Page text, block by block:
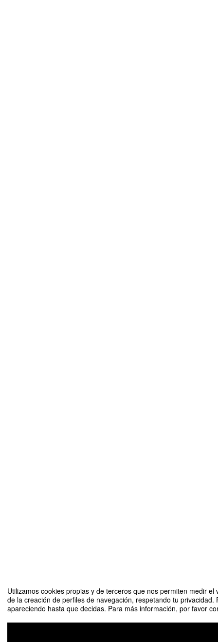
Utilizamos cookies propias y de terceros que nos permiten medir
de la creación de perfiles de navegación, respetando tu
apareciendo hasta que decidas. Para más información, por favor